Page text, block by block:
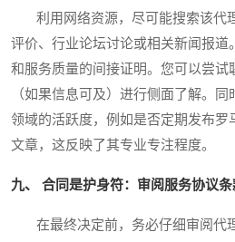
利用网络资源，尽可能搜索该代
评价、行业论坛讨论或相关新闻报道
和服务质量的间接证明。您可以尝试
（如果信息可及）进行侧面了解。
领域的活跃度，例如是否定期发布罗
文章，这反映了其专业专注程度。
九、 合同是护身符：审阅服务协议
在最终决定前，务必仔细审阅代